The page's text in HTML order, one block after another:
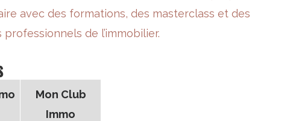
avec des formations, des masterclass et des
de l’immobilier.
Mon Club
Immo